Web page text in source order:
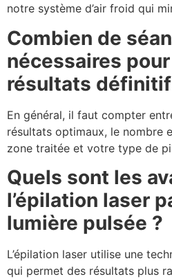
notre système d’air froid qui
Combien de
nécessaires
résultats
En général, il faut compter
résultats optimaux, le nombre
zone traitée et votre type de
Quels sont les
l’épilation laser
lumière pulsée ?
L’épilation laser utilise une
qui permet des résultats plus